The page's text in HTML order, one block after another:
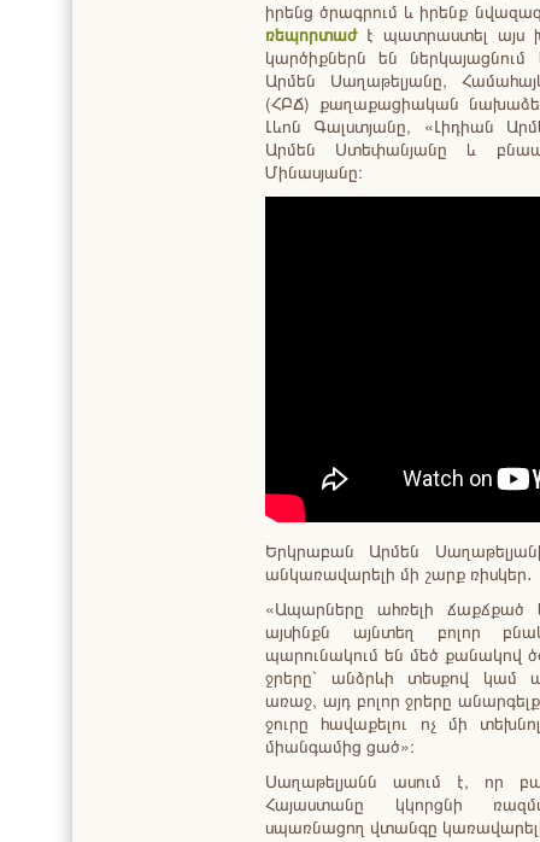
իրենց ծրագրում և իրենք
ռեպորտաժէ պատրաստել այս
կարծիքներն են ներկայացնում
Արմեն Սաղաթելյանը,
(ՀԲՃ) քաղաքացիական
Լևոն Գալստյանը, «Լիդիան
Արմեն Ստեփանյանը և
Մինասյանը։
Երկրաբան Արմեն
անկառավարելի մի շարք ռիսկեր․
«Ապարները ահռելի ճաքճքած
այսինքն այնտեղ բոլոր
պարունակում են մեծ քանակով
ջրերը` անձրևի տեսքով կամ
առաջ, այդ բոլոր ջրերը
ջուրը հավաքելու ոչ մի
միանգամից ցած»։
Սաղաթելյանն ասում է, որ
Հայաստանը կկորցնի
սպառնացող վտանգը